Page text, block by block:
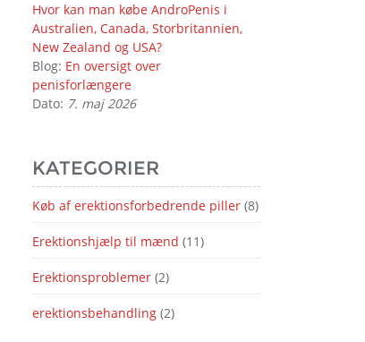
Hvor kan man købe AndroPenis i
Australien, Canada, Storbritannien,
New Zealand og USA?
Blog: En oversigt over
penisforlængere
Dato: 7. maj 2026
KATEGORIER
Køb af erektionsforbedrende piller (8)
Erektionshjælp til mænd (11)
Erektionsproblemer (2)
erektionsbehandling (2)